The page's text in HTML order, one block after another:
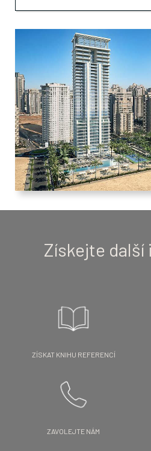
Mgr. Irena Dražanová
Obchodní manažerka pro anglicky
a francouzsky hovořící trhy
E-mail:
drazanova@imaginox.com
Tel.:+420 720 978 652
Získejte další
ZÍSKAT KNIHU REFERENCÍ
ZAVOLEJTE NÁM